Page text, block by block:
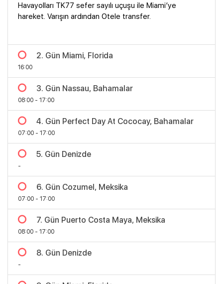
Havayolları TK77 sefer sayılı uçuşu ile Miami’ye
hareket. Varışın ardından Otele transfer.
2. Gün Miami, Florida
16:00
3. Gün Nassau, Bahamalar
08:00 - 17:00
4. Gün Perfect Day At Cococay, Bahamalar
07:00 - 17:00
5. Gün Denizde
-
6. Gün Cozumel, Meksika
07:00 - 17:00
7. Gün Puerto Costa Maya, Meksika
08:00 - 17:00
8. Gün Denizde
-